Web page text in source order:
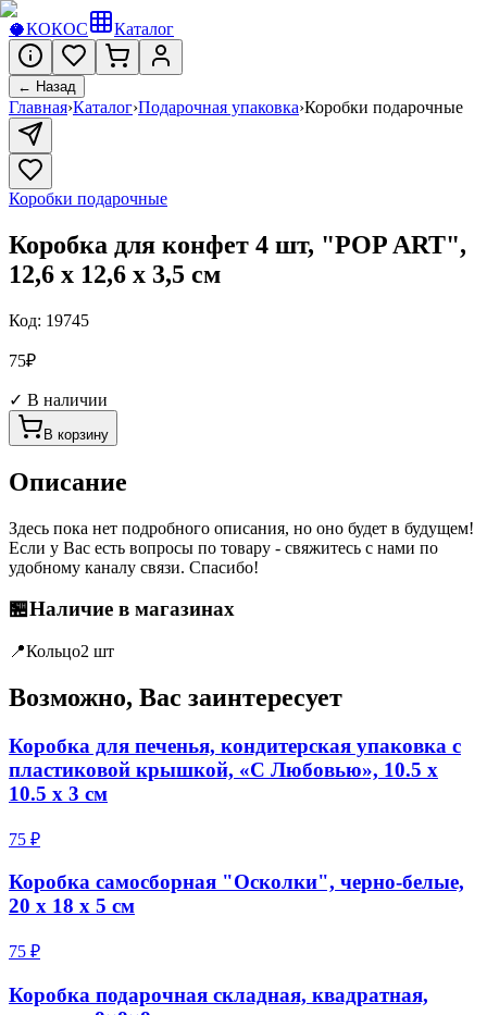
🥥КОКОС Каталог
← Назад
Главная›Каталог›Подарочная упаковка›Коробки подарочные
Коробки подарочные
Коробка для конфет 4 шт, "POP ART",
12,6 х 12,6 х 3,5 см
Код: 19745
75₽
✓ В наличии
В корзину
Описание
Здесь пока нет подробного описания, но оно будет в будущем!
Если у Вас есть вопросы по товару - свяжитесь с нами по
удобному каналу связи. Спасибо!
🏪Наличие в магазинах
📍Кольцо2 шт
Возможно, Вас заинтересует
Коробка для печенья, кондитерская упаковка с
пластиковой крышкой, «С Любовью», 10.5 х
10.5 х 3 см
75 ₽
Коробка самосборная "Осколки", черно-белые,
20 х 18 х 5 см
75 ₽
Коробка подарочная складная, квадратная,